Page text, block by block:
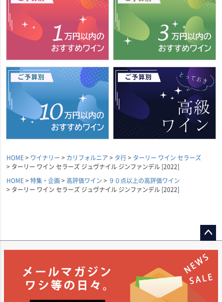
HOME ワイナリー カリフォルニア タ行
ターリー ワイン セラーズ
ターリー ワイン セラーズ ジュヴナイル ジンファンデル [2022]
HOME
特集・企画 高評価ワイン
９０点以上の高評価ワイン
ターリー ワイン セラーズ ジュヴナイル ジンファンデル [2022]
ジト
へ